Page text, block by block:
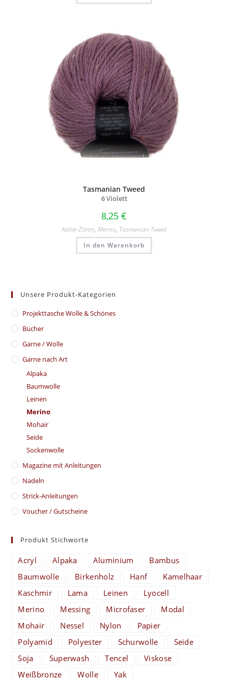
Tasmanian Tweed
6 Violett
8,25 €
Atelier Zitron, Merino, Tasmanian Tweed
In den Warenkorb
Unsere Produkt-Kategorien
​Projekttasche Wolle & Schönes
Bücher
Garne / Wolle
Garne nach Art
Alpaka
Baumwolle
Leinen
Merino
Mohair
Seide
Sockenwolle
Magazine mit Anleitungen
Nadeln
Strick-Anleitungen
Voucher / Gutscheine
Produkt Stichworte
Acryl Alpaka Aluminium
Bambus
Baumwolle
Birkenholz Hanf
Kamelhaar
Kaschmir
Lama Leinen
Lyocell
Merino
Messing Microfaser
Modal
Mohair
Nessel Nylon
Papier
Polyamid
Polyester Schurwolle
Seide
Soja
Superwash Tencel
Viskose
Weißbronze
Wolle Yak